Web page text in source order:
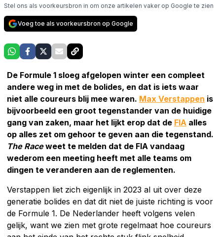
Stel ons als voorkeursbron in om onze artikelen vaker op Google te zien
Voeg toe als voorkeursbron op Google
De Formule 1 sloeg afgelopen winter een compleet
andere weg in met de bolides, en dat is iets waar
niet alle coureurs blij mee waren. Max Verstappen is
bijvoorbeeld een groot tegenstander van de huidige
gang van zaken, maar het lijkt erop dat de FIA alles
op alles zet om gehoor te geven aan die tegenstand.
The Raceweet te melden dat de FIA vandaag
wederom een meeting heeft met alle teams om
dingen te veranderen aan de reglementen.
Verstappen liet zich eigenlijk in 2023 al uit over deze
generatie bolides en dat dit niet de juiste richting is voor
de Formule 1. De Nederlander heeft volgens velen
gelijk, want we zien met grote regelmaat hoe coureurs